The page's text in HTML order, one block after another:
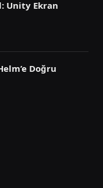
Unity Ekran
Doğru